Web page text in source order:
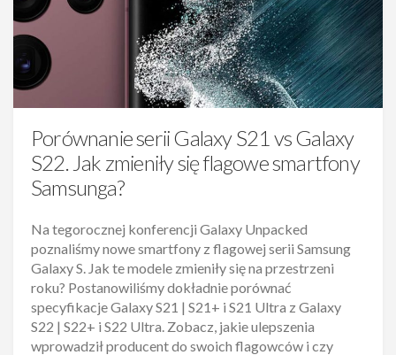
Porównanie serii Galaxy S21 vs Galaxy
S22. Jak zmieniły się flagowe smartfony
Samsunga?
Na tegorocznej konferencji Galaxy Unpacked
poznaliśmy nowe smartfony z flagowej serii Samsung
Galaxy S. Jak te modele zmieniły się na przestrzeni
roku? Postanowiliśmy dokładnie porównać
specyfikacje Galaxy S21 | S21+ i S21 Ultra z Galaxy
S22 | S22+ i S22 Ultra. Zobacz, jakie ulepszenia
wprowadził producent do swoich flagowców i czy